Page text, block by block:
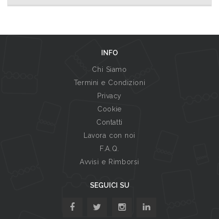
INFO
Chi Siamo
Termini e Condizioni
Privacy
Cookie
Contatti
Lavora con noi
F.A.Q.
Avvisi e Rimborsi
SEGUICI SU